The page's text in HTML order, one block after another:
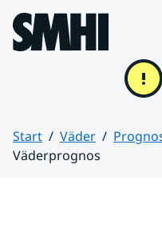
Hoppa till sidans innehåll
Start Väder
Väderprognos